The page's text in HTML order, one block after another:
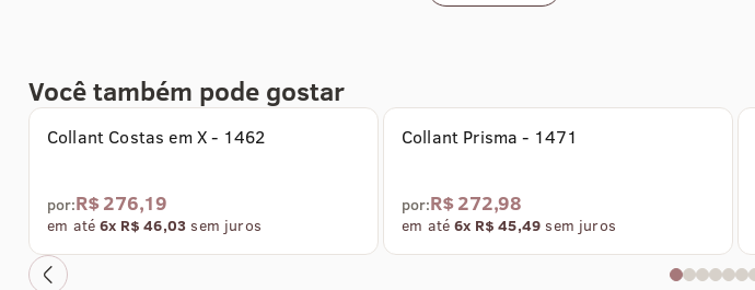
Você também pode gostar
LANÇAMENTO RB
Collant Costas em X - 1462
por:R$ 276,19
em até6x R$ 46,03 sem juros
Coleção Self
Collant Prisma - 1471
por:R$ 272,98
em até6x R$ 45,49 sem juros